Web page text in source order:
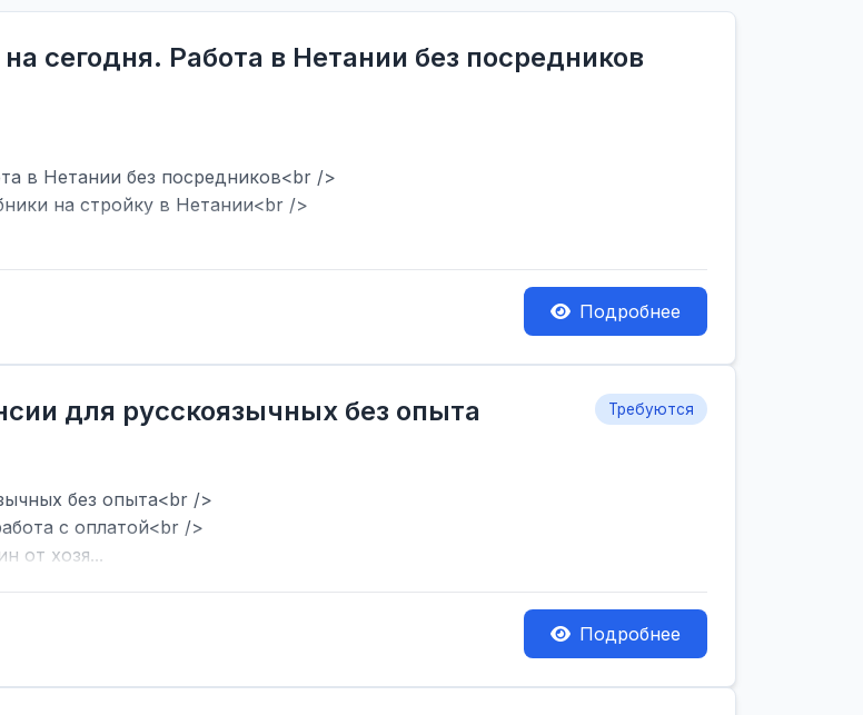
сегодня. Работа в Нетании без посредников
в Нетании без посредников<br />
на стройку в Нетании<br />
Подробнее
для русскоязычных без опыта Требуются
без опыта<br />
с оплатой<br />
от хозя...
Подробнее